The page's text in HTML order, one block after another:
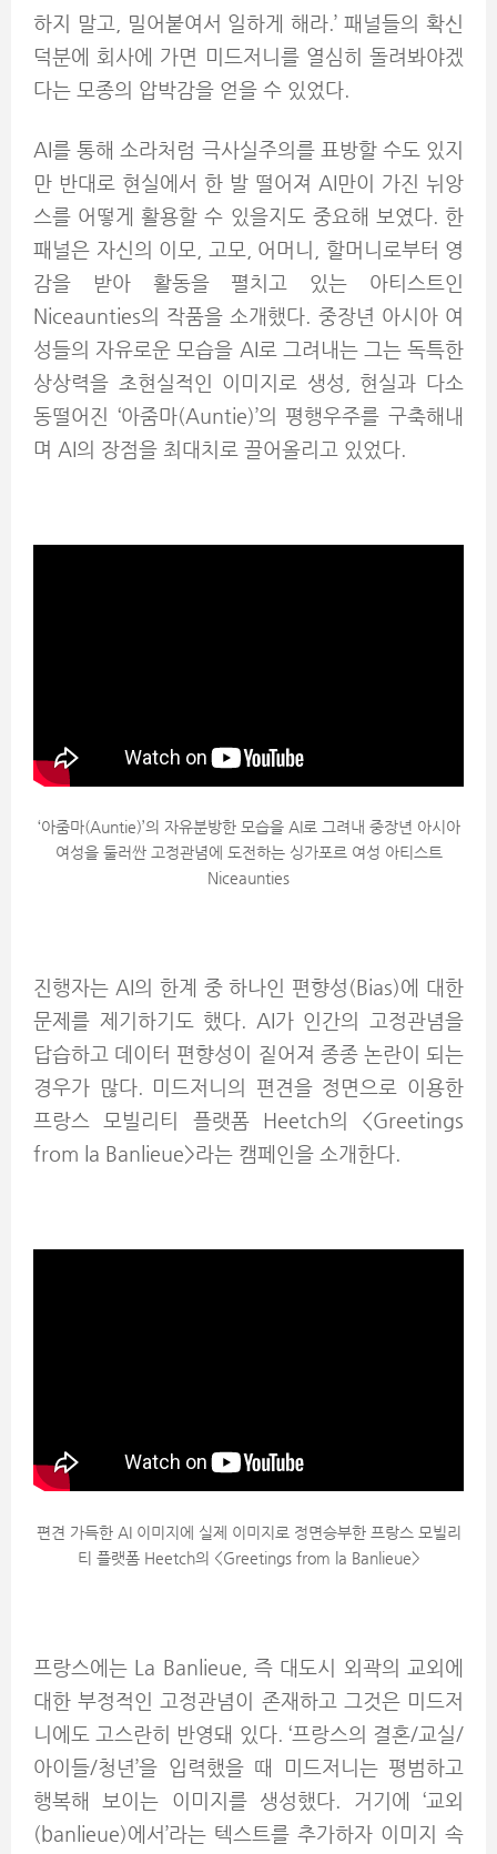
하지 말고, 밀어붙여서 일하게 해라.’ 패널들의 확신
덕분에 회사에 가면 미드저니를 열심히 돌려봐야겠
다는 모종의 압박감을 얻을 수 있었다.
AI를 통해 소라처럼 극사실주의를 표방할 수도 있지
만 반대로 현실에서 한 발 떨어져 AI만이 가진 뉘앙
스를 어떻게 활용할 수 있을지도 중요해 보였다. 한
패널은 자신의 이모, 고모, 어머니, 할머니로부터 영
감을 받아 활동을 펼치고 있는 아티스트인
Niceaunties의 작품을 소개했다. 중장년 아시아 여
성들의 자유로운 모습을 AI로 그려내는 그는 독특한
상상력을 초현실적인 이미지로 생성, 현실과 다소
동떨어진 ‘아줌마(Auntie)’의 평행우주를 구축해내
며 AI의 장점을 최대치로 끌어올리고 있었다.
‘아줌마(Auntie)’의 자유분방한 모습을 AI로 그려내 중장년 아시아
여성을 둘러싼 고정관념에 도전하는 싱가포르 여성 아티스트
Niceaunties
진행자는 AI의 한계 중 하나인 편향성(Bias)에 대한
문제를 제기하기도 했다. AI가 인간의 고정관념을
답습하고 데이터 편향성이 짙어져 종종 논란이 되는
경우가 많다. 미드저니의 편견을 정면으로 이용한
프랑스 모빌리티 플랫폼 Heetch의 <Greetings
from la Banlieue>라는 캠페인을 소개한다.
편견 가득한 AI 이미지에 실제 이미지로 정면승부한 프랑스 모빌리
티 플랫폼 Heetch의 <Greetings from la Banlieue>
프랑스에는 La Banlieue, 즉 대도시 외곽의 교외에
대한 부정적인 고정관념이 존재하고 그것은 미드저
니에도 고스란히 반영돼 있다. ‘프랑스의 결혼/교실/
아이들/청년’을 입력했을 때 미드저니는 평범하고
행복해 보이는 이미지를 생성했다. 거기에 ‘교외
(banlieue)에서’라는 텍스트를 추가하자 이미지 속